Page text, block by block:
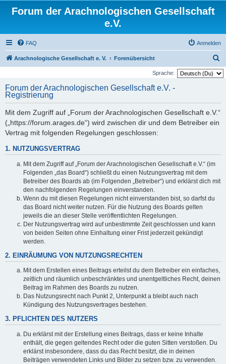
Forum der Arachnologischen Gesellschaft
e.V.
FAQ Anmelden
Arachnologische Gesellschaft e. V. Forenübersicht
u
Sprache:
Forum der Arachnologischen Gesellschaft e.V. -
Registrierung
Mit dem Zugriff auf „Forum der Arachnologischen Gesellschaft e.V.“
(„https://forum.arages.de“) wird zwischen dir und dem Betreiber ein
Vertrag mit folgenden Regelungen geschlossen:
1. NUTZUNGSVERTRAG
Mit dem Zugriff auf „Forum der Arachnologischen Gesellschaft e.V.“ (im
Folgenden „das Board“) schließt du einen Nutzungsvertrag mit dem
Betreiber des Boards ab (im Folgenden „Betreiber“) und erklärst dich mit
den nachfolgenden Regelungen einverstanden.
Wenn du mit diesen Regelungen nicht einverstanden bist, so darfst du
das Board nicht weiter nutzen. Für die Nutzung des Boards gelten
jeweils die an dieser Stelle veröffentlichten Regelungen.
Der Nutzungsvertrag wird auf unbestimmte Zeit geschlossen und kann
von beiden Seiten ohne Einhaltung einer Frist jederzeit gekündigt
werden.
2. EINRÄUMUNG VON NUTZUNGSRECHTEN
Mit dem Erstellen eines Beitrags erteilst du dem Betreiber ein einfaches,
zeitlich und räumlich unbeschränktes und unentgeltliches Recht, deinen
Beitrag im Rahmen des Boards zu nutzen.
Das Nutzungsrecht nach Punkt 2, Unterpunkt a bleibt auch nach
Kündigung des Nutzungsvertrages bestehen.
3. PFLICHTEN DES NUTZERS
Du erklärst mit der Erstellung eines Beitrags, dass er keine Inhalte
enthält, die gegen geltendes Recht oder die guten Sitten verstoßen. Du
erklärst insbesondere, dass du das Recht besitzt, die in deinen
Beiträgen verwendeten Links und Bilder zu setzen bzw. zu verwenden.